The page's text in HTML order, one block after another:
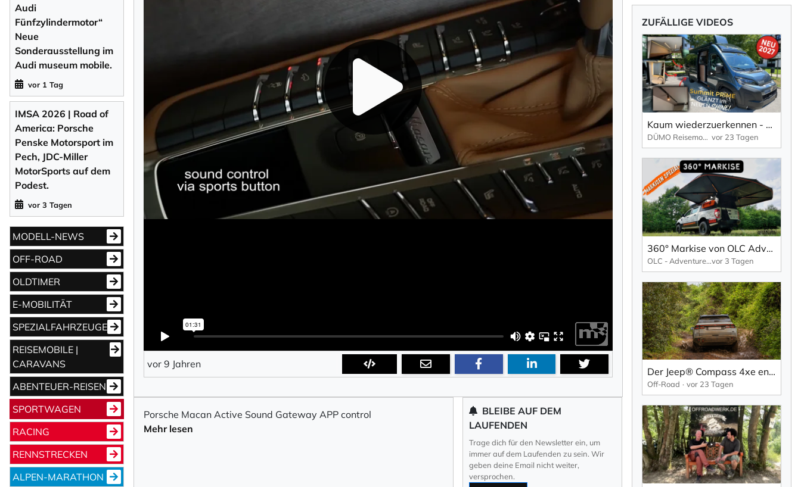
Audi
Fünfzylindermotor“
Neue
Sonderausstellung im
Audi museum mobile.
vor 1 Tag
IMSA 2026 | Road of
America: Porsche
Penske Motorsport im
Pech, JDC-Miller
MotorSports auf dem
Podest.
vor 3 Tagen
MODELL-NEWS
OFF-ROAD
OLDTIMER
E-MOBILITÄT
SPEZIALFAHRZEUGE
REISEMOBILE |
CARAVANS
ABENTEUER-REISEN
SPORTWAGEN
RACING
RENNSTRECKEN
ALPEN-MARATHON
vor 9 Jahren
Porsche Macan Active Sound Gateway APP control
Mehr lesen
BLEIBE AUF DEM
LAUFENDEN
Trage dich für den Newsletter ein, um
immer auf dem Laufenden zu sein. Wir
geben deine Email nicht weiter,
versprochen.
ZUFÄLLIGE VIDEOS
Kaum wiederzuerkennen - Der neue Summit Prime von Pössl
DÜMO Reisemobile vor 23 Tagen
360° Markise von OLC Adventure kurz vorgestellt
OLC - Adventurevor 3 Tagen
Der Jeep® Compass 4xe entdeckt Orte, die andere Fahrzeuge nicht erreichen können
Off-Road vor 23 Tagen